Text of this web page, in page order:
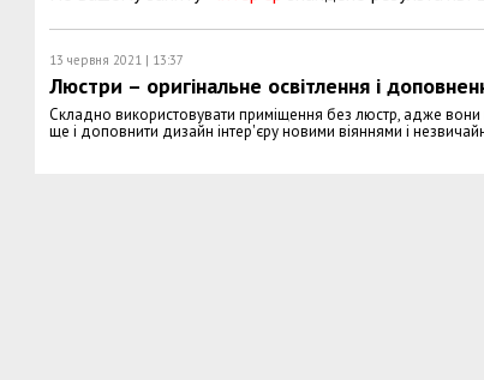
13 червня 2021 | 13:37
Люстри – оригінальне освітлення і
Складно використовувати приміщення без люстр, адже вони
ще і доповнити дизайн інтер'єру новими віяннями і